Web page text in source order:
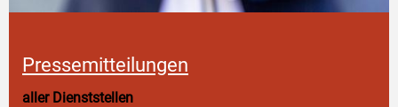
Pressemitteilungen
aller Dienststellen